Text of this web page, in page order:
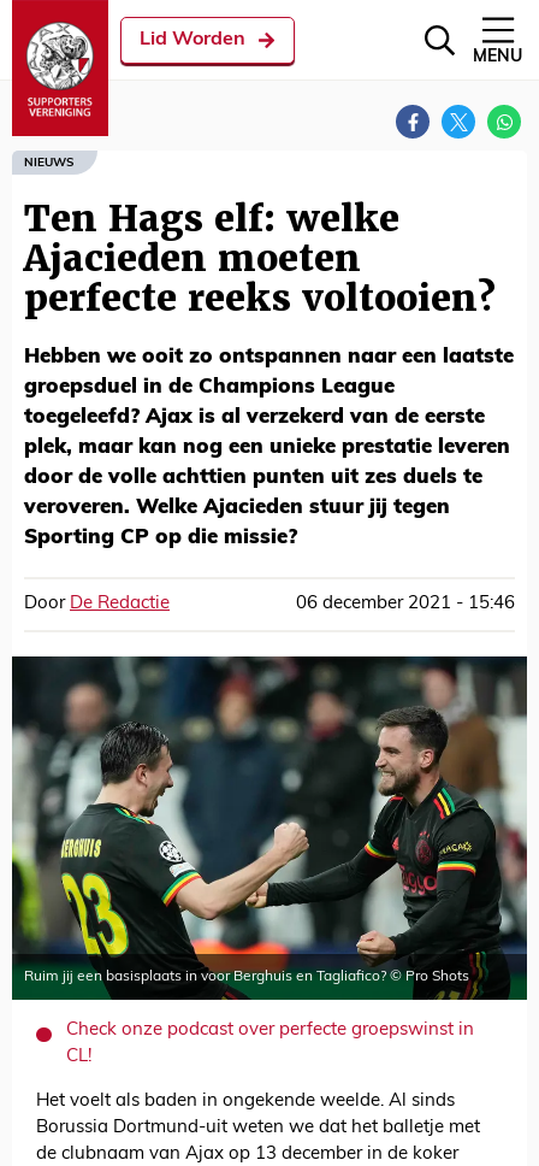
Lid Worden
MENU
NIEUWS
Ten Hags elf: welke
Ajacieden moeten
perfecte reeks voltooien?
Hebben we ooit zo ontspannen naar een laatste
groepsduel in de Champions League
toegeleefd? Ajax is al verzekerd van de eerste
plek, maar kan nog een unieke prestatie leveren
door de volle achttien punten uit zes duels te
veroveren. Welke Ajacieden stuur jij tegen
Sporting CP op die missie?
Door De Redactie 06 december 2021 - 15:46
Ruim jij een basisplaats in voor Berghuis en Tagliafico? © Pro Shots
Check onze podcast over perfecte groepswinst in
CL!
Het voelt als baden in ongekende weelde. Al sinds
Borussia Dortmund-uit weten we dat het balletje met
de clubnaam van Ajax op 13 december in de koker